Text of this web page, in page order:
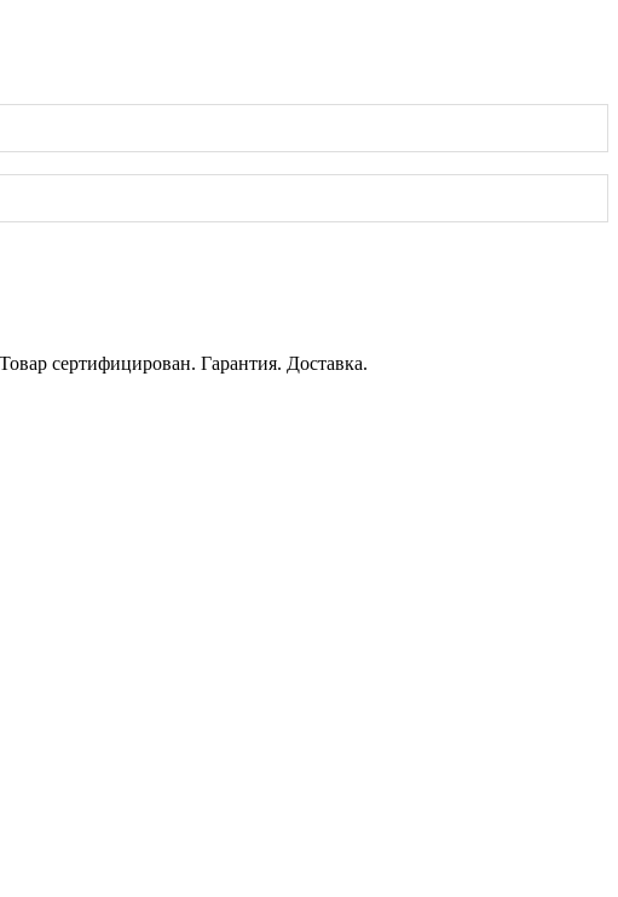
сертифицирован. Гарантия. Доставка.